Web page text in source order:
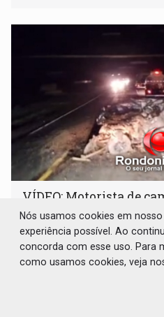
VÍDEO: Motorista de
preso às ferragens em
na BR-364
Polícia 07 de Agosto de
Equipes do Corpo de
Federal (PRF) e Perícia
Nós usamos cookies em
experiência possível. Ao
concorda com esse uso. Para
como usamos cookies, veja